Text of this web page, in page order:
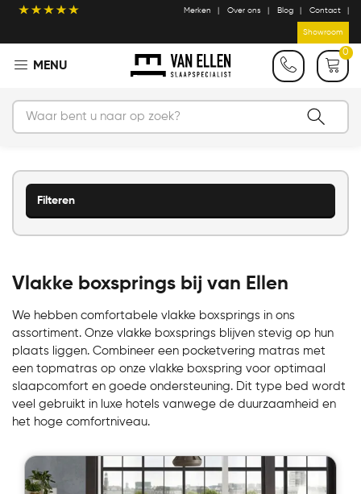
Merken Over ons Blog Contact
Showroom
0
Vlakke boxsprings bij van Ellen
We hebben comfortabele vlakke boxsprings in ons
assortiment. Onze vlakke boxsprings blijven stevig op hun
plaats liggen. Combineer een pocketvering matras met
een topmatras op onze vlakke boxspring voor optimaal
slaapcomfort en goede ondersteuning. Dit type bed wordt
veel gebruikt in luxe hotels vanwege de duurzaamheid en
het hoge comfortniveau.